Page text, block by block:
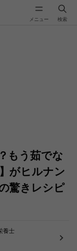
メニュー 検索
もう茹でな
がヒルナン
驚きレシピ
養士